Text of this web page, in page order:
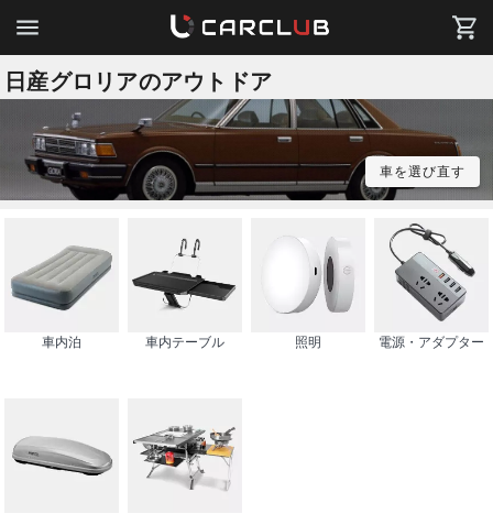
日産グロリアのアウトドア
車を選び直す
車内泊 車内テーブル 照明 電源・アダプター